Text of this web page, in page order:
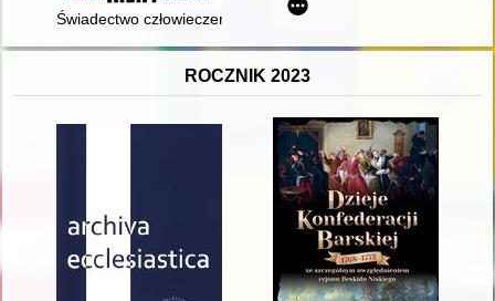
Świadectwo człowieczeństwa w czasie zagłady : historia
ROCZNIK 2023